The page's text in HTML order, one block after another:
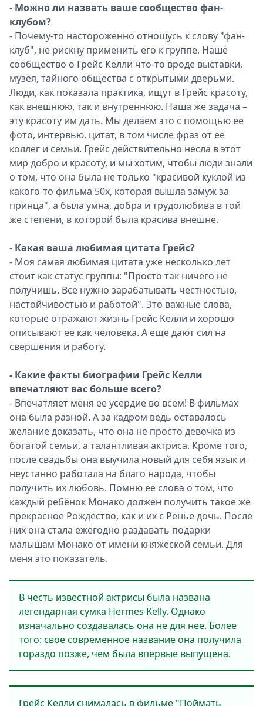
- Можно ли назвать ваше сообщество фан-
клубом?
- Почему-то настороженно отношусь к слову "фан-
клуб", не рискну применить его к группе. Наше
сообщество о Грейс Келли что-то вроде выставки,
музея, тайного общества с открытыми дверьми.
Люди, как показала практика, ищут в Грейс красоту,
как внешнюю, так и внутреннюю. Наша же задача –
эту красоту им дать. Мы делаем это с помощью ее
фото, интервью, цитат, в том числе фраз от ее
коллег и семьи. Грейс действительно несла в этот
мир добро и красоту, и мы хотим, чтобы люди знали
о том, что она была не только "красивой куклой из
какого-то фильма 50х, которая вышла замуж за
принца", а была умна, добра и трудолюбива в той
же степени, в которой была красива внешне.
- Какая ваша любимая цитата Грейс?
- Моя самая любимая цитата уже несколько лет
стоит как статус группы: "Просто так ничего не
получишь. Все нужно зарабатывать честностью,
настойчивостью и работой". Это важные слова,
которые отражают жизнь Грейс Келли и хорошо
описывают ее как человека. А ещё дают сил на
свершения и работу.
- Какие факты биографии Грейс Келли
впечатляют вас больше всего?
- Впечатляет меня ее усердие во всем! В фильмах
она была разной. А за кадром ведь оставалось
желание доказать, что она не просто девочка из
богатой семьи, а талантливая актриса. Кроме того,
после свадьбы она выучила новый для себя язык и
неустанно работала на благо народа, чтобы
получить их любовь. Помню ее слова о том, что
каждый ребёнок Монако должен получить такое же
прекрасное Рождество, как и их с Ренье дочь. После
них она стала ежегодно раздавать подарки
малышам Монако от имени княжеской семьи. Для
меня это показатель.
В честь известной актрисы была названа
легендарная сумка Hermes Kelly. Однако
изначально создавалась она не для нее. Более
того: свое современное название она получила
гораздо позже, чем была впервые выпущена.
Грейс Келли снималась в фильме "Поймать